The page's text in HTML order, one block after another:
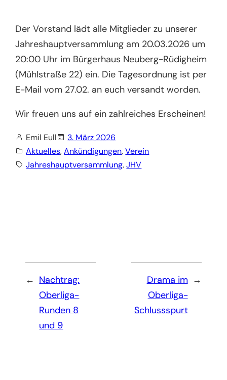
Der Vorstand lädt alle Mitglieder zu unserer
Jahreshauptversammlung am 20.03.2026 um
20:00 Uhr im Bürgerhaus Neuberg-Rüdigheim
(Mühlstraße 22) ein. Die Tagesordnung ist per
E-Mail vom 27.02. an euch versandt worden.
Wir freuen uns auf ein zahlreiches Erscheinen!
Emil Eull
3. März 2026
Aktuelles, Ankündigungen, Verein
Jahreshauptversammlung, JHV
← Nachtrag:
Oberliga-
Runden 8
und 9
→
Drama im
Oberliga-
Schlussspurt